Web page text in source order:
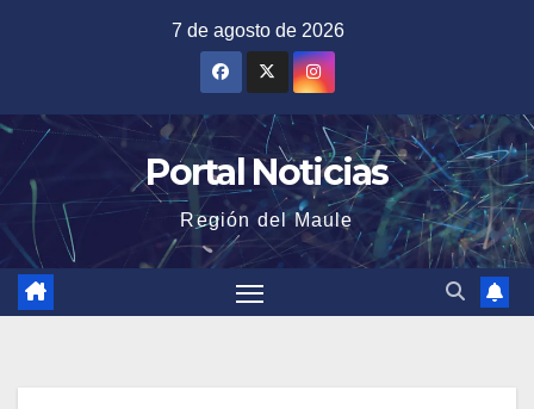
7 de agosto de 2026
Portal Noticias
Región del Maule